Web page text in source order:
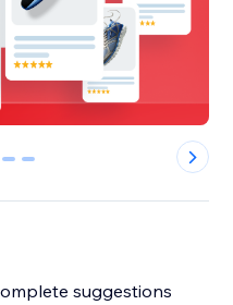
3 4
suggestions